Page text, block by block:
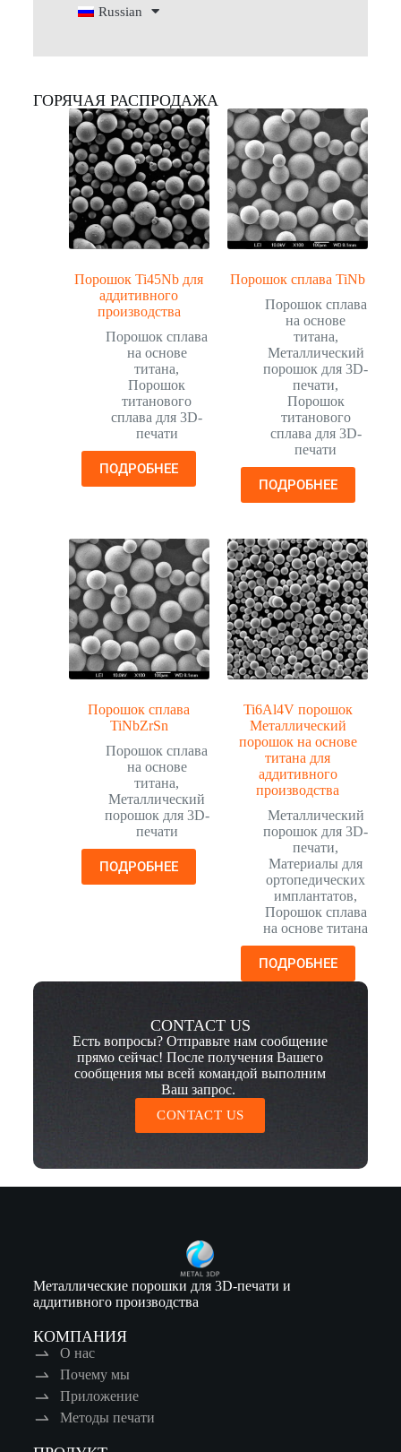
Russian
ГОРЯЧАЯ РАСПРОДАЖА
Порошок Ti45Nb для
аддитивного
производства
Порошок сплава
на основе
титана,
Порошок
титанового
сплава для 3D-
печати
ПОДРОБНЕЕ
Порошок сплава TiNb
Порошок сплава
на основе
титана,
Металлический
порошок для 3D-
печати,
Порошок
титанового
сплава для 3D-
печати
ПОДРОБНЕЕ
Порошок сплава
TiNbZrSn
Порошок сплава
на основе
титана,
Металлический
порошок для 3D-
печати
ПОДРОБНЕЕ
Ti6Al4V порошок
Металлический
порошок на основе
титана для
аддитивного
производства
Металлический
порошок для 3D-
печати,
Материалы для
ортопедических
имплантатов,
Порошок сплава
на основе титана
ПОДРОБНЕЕ
CONTACT US
Есть вопросы? Отправьте нам сообщение
прямо сейчас! После получения Вашего
сообщения мы всей командой выполним
Ваш запрос.
CONTACT US
Металлические порошки для 3D-печати и
аддитивного производства
КОМПАНИЯ
О нас
Почему мы
Приложение
Методы печати